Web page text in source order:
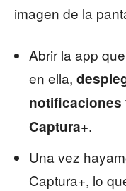
imagen de la
Abrir la app
en ella,
notificaciones
Captura+.
Una vez
Captura+, lo